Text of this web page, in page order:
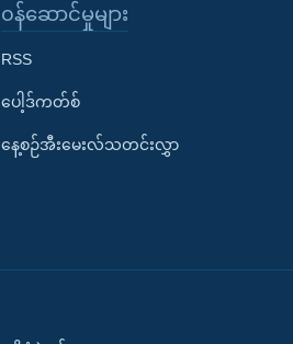
၀န်ဆောင်မှုများ
RSS
ပေါ့ဒ်ကတ်စ်
နေ့စဉ်အီးမေးလ်သတင်းလွှာ